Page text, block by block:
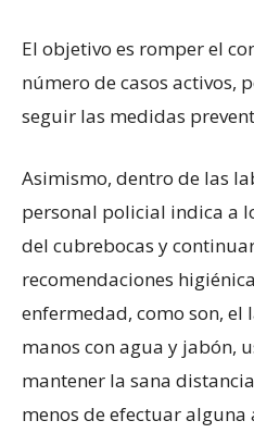
El objetivo es romper el
número de casos activos,
seguir las medidas
Asimismo, dentro de las
personal policial indica a
del cubrebocas y
recomendaciones
enfermedad, como son, el
manos con agua y jabón,
mantener la sana
menos de efectuar alguna